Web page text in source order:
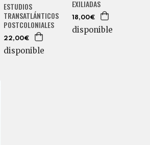
ESTUDIOS
TRANSATLÁNTICOS
POSTCOLONIALES
22,00€
disponible
EXILIADAS
18,00€
disponible